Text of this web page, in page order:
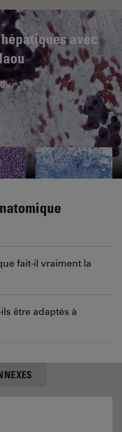
avec
fait-il vraiment la
être adaptés à